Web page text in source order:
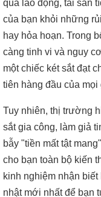
quả lao động, tài sản
của bạn khỏi những
hay hỏa hoạn. Trong
càng tinh vi và nguy
một chiếc két sắt đạt
tiên hàng đầu của
Tuy nhiên, thị trường
sắt gia công, làm giả
bẫy "tiền mất tật
cho bạn toàn bộ kiến
kinh nghiệm nhận
nhật mới nhất để bạn